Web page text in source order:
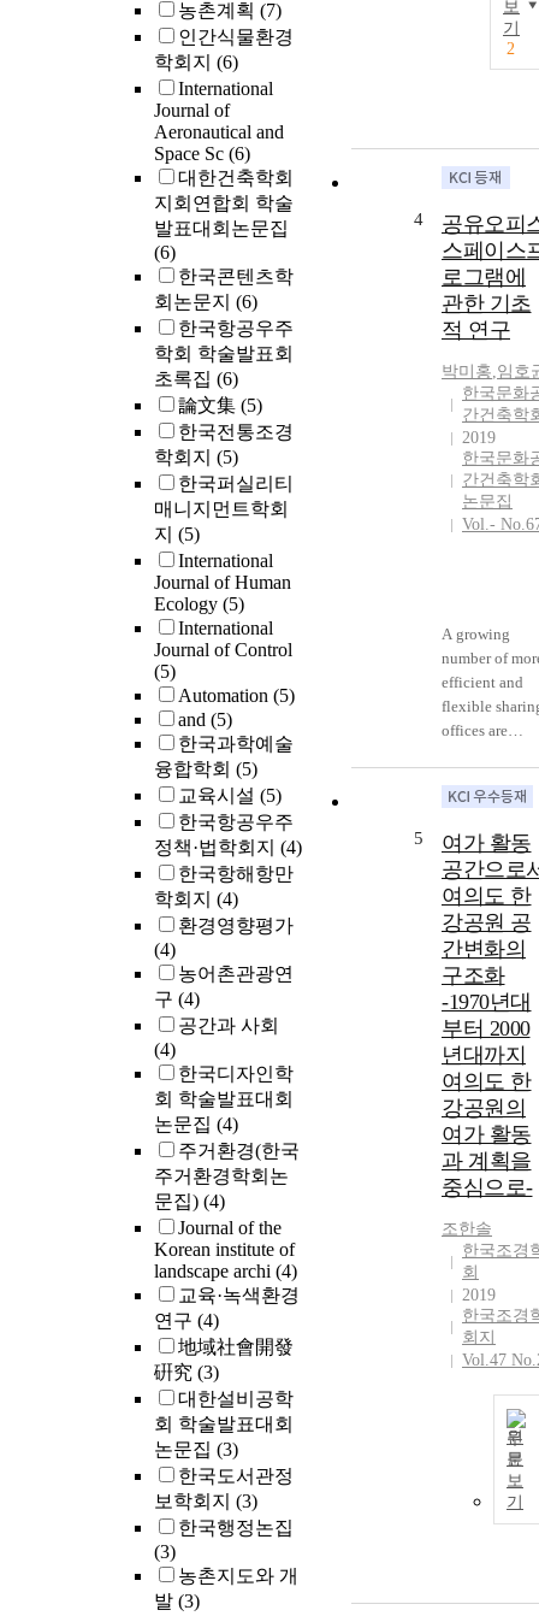
농촌계획 (7)
인간식물환경
학회지 (6)
International
Journal of
Aeronautical and
Space Sc (6)
대한건축학회
지회연합회 학술
발표대회논문집
(6)
한국콘텐츠학
회논문지 (6)
한국항공우주
학회 학술발표회
초록집 (6)
論文集 (5)
한국전통조경
학회지 (5)
한국퍼실리티
매니지먼트학회
지 (5)
International
Journal of Human
Ecology (5)
International
Journal of Control
(5)
Automation (5)
and (5)
한국과학예술
융합학회 (5)
교육시설 (5)
한국항공우주
정책·법학회지 (4)
한국항해항만
학회지 (4)
환경영향평가
(4)
농어촌관광연
구 (4)
공간과 사회
(4)
한국디자인학
회 학술발표대회
논문집 (4)
주거환경(한국
주거환경학회논
문집) (4)
Journal of the
Korean institute of
landscape archi (4)
교육·녹색환경
연구 (4)
地域社會開發
硏究 (3)
대한설비공학
회 학술발표대회
논문집 (3)
한국도서관정
보학회지 (3)
한국행정논집
(3)
농촌지도와 개
발 (3)
보
기
2
4
공유오피
스페이스
로그램에
관한 기초
적 연구
박미홍,임호
한국문화
간건축학
2019
한국문화
간건축학
논문집
Vol.-
A growing
number of
efficient and
flexible
offices are
foster growth-
and freelancers
away from
dimensional
shared spaces.
Based on this
background,
this research is
designed to
establish a
shared office
space program.
The purpose of
this study is to
understand the
space required,
shared office
space through
case analysis
the shared
space in and
of the country,
comprehensive
characteristics
for the space
planning of
5
여가 활동
공간으로
여의도 한
강공원 공
간변화의
구조화
-1970년대
부터 2000
년대까지
여의도 한
강공원의
여가 활동
과 계획을
중심으로-
조한솔
한국조경
회
2019
한국조경
회지
Vol.47
원
문
보
기